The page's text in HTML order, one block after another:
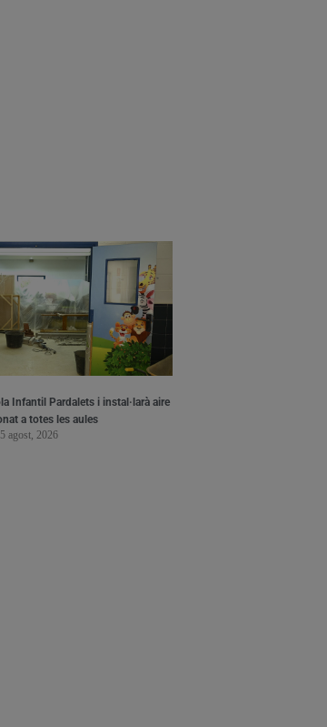
Infantil Pardalets i instal·larà aire
a totes les aules
5 agost, 2026